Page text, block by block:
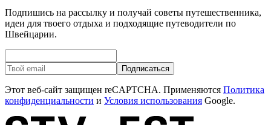
Подпишись на рассылку и получай советы путешественника,
идеи для твоего отдыха и подходящие путеводители по
Швейцарии.
Подписаться
Этот веб-сайт защищен reCAPTCHA. Применяются Политика
конфиденциальности и Условия использования Google.